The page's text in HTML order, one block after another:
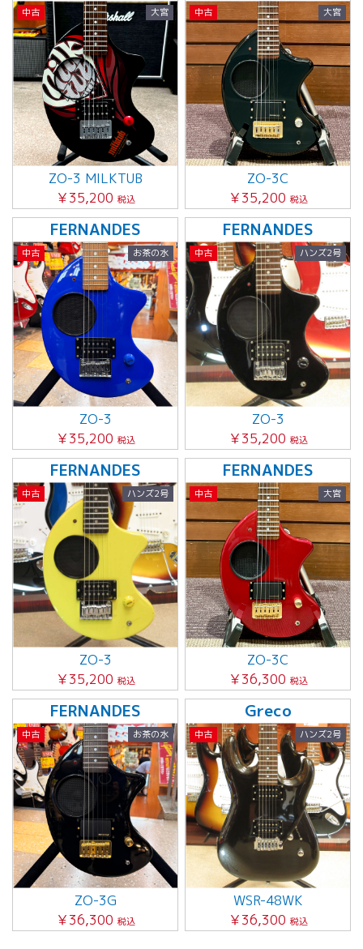
中古 大宮
ZO-3 MILKTUB
￥35,200 税込
中古 大宮
ZO-3C
￥35,200 税込
FERNANDES
中古 お茶の水
ZO-3
￥35,200 税込
FERNANDES
中古 ハンズ2号
ZO-3
￥35,200 税込
FERNANDES
中古 ハンズ2号
ZO-3
￥35,200 税込
FERNANDES
中古 大宮
ZO-3C
￥36,300 税込
FERNANDES
中古 お茶の水
ZO-3G
￥36,300 税込
Greco
中古 ハンズ2号
WSR-48WK
￥36,300 税込